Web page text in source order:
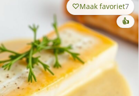
Maak favoriet7
👍